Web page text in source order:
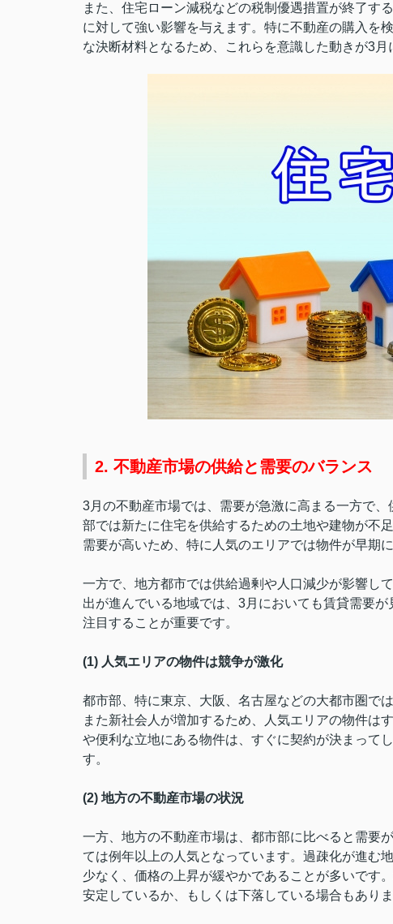
また、住宅ローン減税などの税制優遇措置が終了す
に対して強い影響を与えます。特に不動産の購入を
な決断材料となるため、これらを意識した動きが3月
2. 不動産市場の供給と需要のバランス
3月の不動産市場では、需要が急激に高まる一方で
部では新たに住宅を供給するための土地や建物が不
需要が高いため、特に人気のエリアでは物件が早期
一方で、地方都市では供給過剰や人口減少が影響し
出が進んでいる地域では、3月においても賃貸需要
注目することが重要です。
(1) 人気エリアの物件は競争が激化
都市部、特に東京、大阪、名古屋などの大都市圏で
また新社会人が増加するため、人気エリアの物件は
や便利な立地にある物件は、すぐに契約が決まって
す。
(2) 地方の不動産市場の状況
一方、地方の不動産市場は、都市部に比べると需要
ては例年以上の人気となっています。過疎化が進む
少なく、価格の上昇が緩やかであることが多いです
安定しているか、もしくは下落している場合もありま